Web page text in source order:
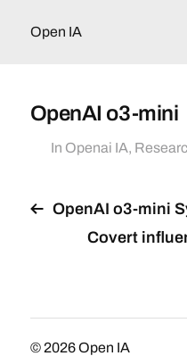
Open IA
OpenAI o3-mini
In Openai IA,
OpenAI o3-mini
Covert
© 2026Open IA